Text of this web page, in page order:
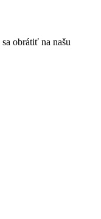
obrátiť na našu